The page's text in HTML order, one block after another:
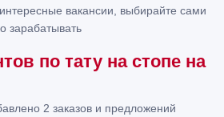
вакансии, выбирайте сами
зарабатывать
по тату на стопе на
2 заказов и предложений